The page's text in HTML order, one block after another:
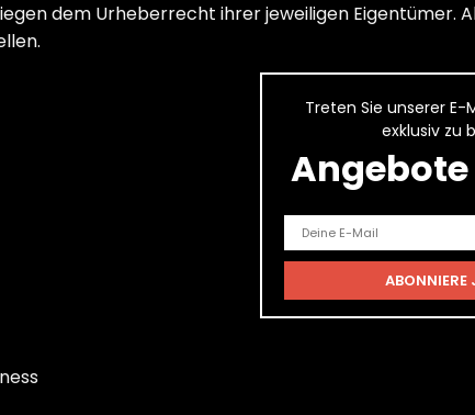
dem Urheberrecht ihrer jeweiligen Eigentümer.
Treten Sie unserer E-
exklusiv zu
Angebote